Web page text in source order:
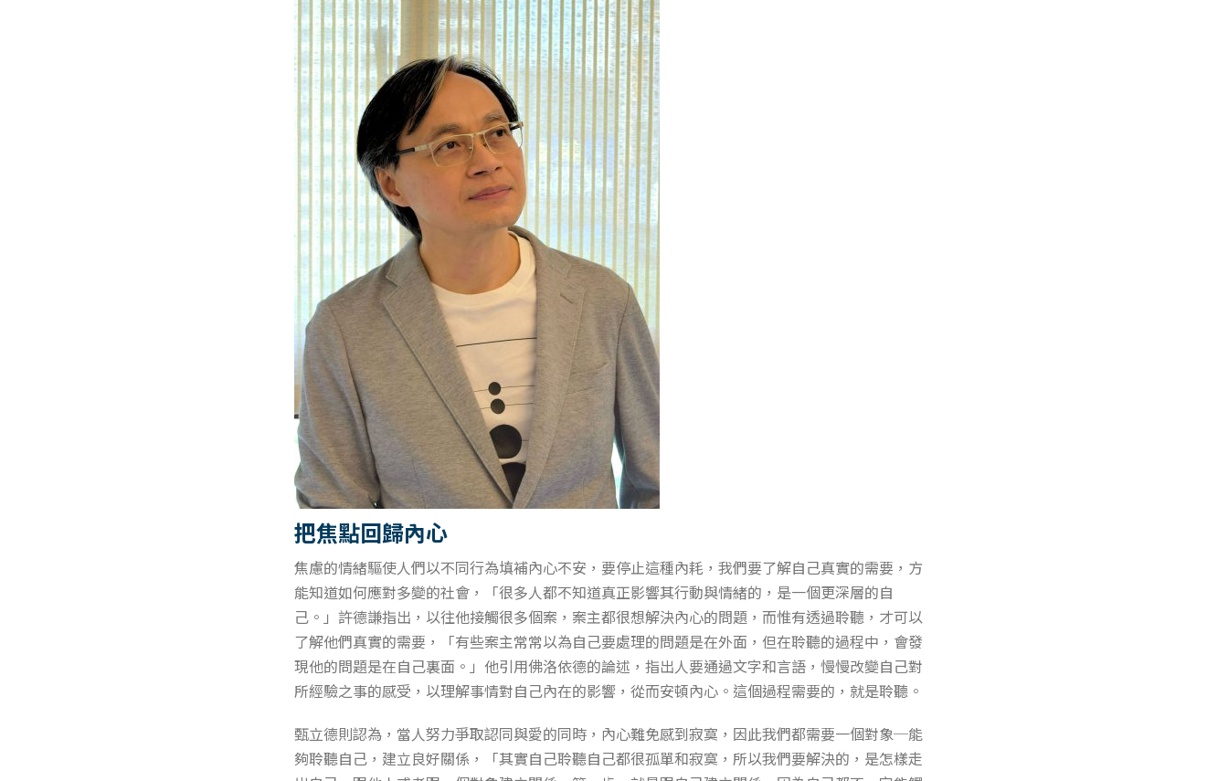
把焦點回歸內心
焦慮的情緒驅使人們以不同行為填補內心不安，要停止這種內耗，我們要了解自己真實的需要，方
能知道如何應對多變的社會，「很多人都不知道真正影響其行動與情緒的，是一個更深層的自
己。」許德謙指出，以往他接觸很多個案，案主都很想解決內心的問題，而惟有透過聆聽，才可以
了解他們真實的需要，「有些案主常常以為自己要處理的問題是在外面，但在聆聽的過程中，會發
現他的問題是在自己裏面。」他引用佛洛依德的論述，指出人要通過文字和言語，慢慢改變自己對
所經驗之事的感受，以理解事情對自己內在的影響，從而安頓內心。這個過程需要的，就是聆聽。
甄立德則認為，當人努力爭取認同與愛的同時，內心難免感到寂寞，因此我們都需要一個對象─能
夠聆聽自己，建立良好關係，「其實自己聆聽自己都很孤單和寂寞，所以我們要解決的，是怎樣走